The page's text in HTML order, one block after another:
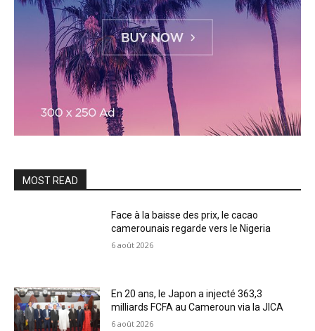
MOST READ
Face à la baisse des prix, le cacao
camerounais regarde vers le Nigeria
6 août 2026
En 20 ans, le Japon a injecté 363,3
milliards FCFA au Cameroun via la JICA
6 août 2026